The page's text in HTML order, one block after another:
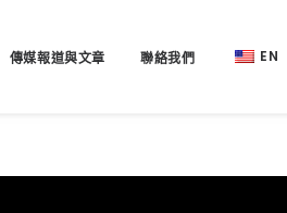
傳媒報道與文章 聯絡我們 EN